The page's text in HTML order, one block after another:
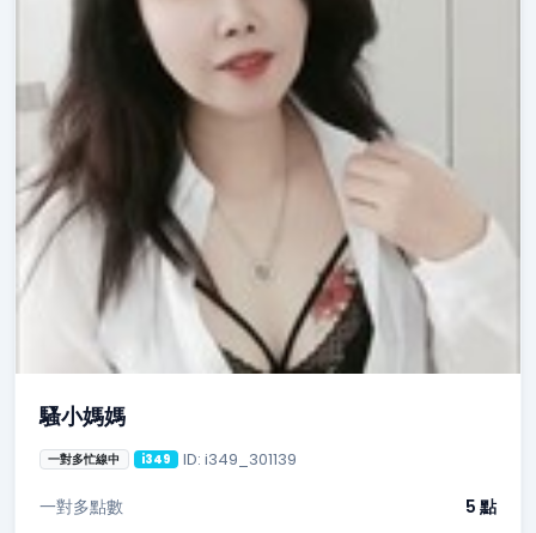
騷小媽媽
一對多忙線中 i349 ID: i349_301139
一對多點數 5 點